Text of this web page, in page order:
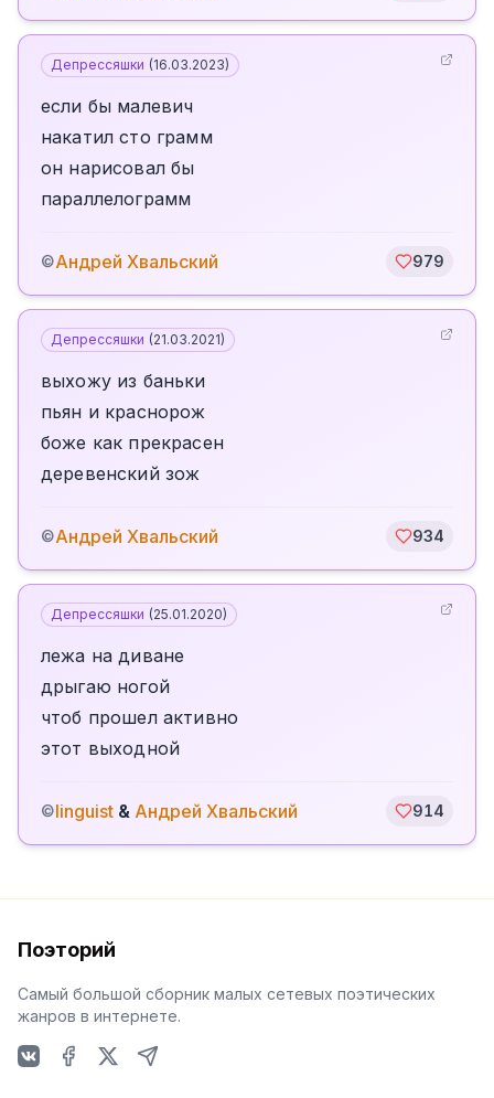
Депрессяшки (16.03.2023)
если бы малевич
накатил сто грамм
он нарисовал бы
параллелограмм
©Андрей Хвальский 979
Депрессяшки (21.03.2021)
выхожу из баньки
пьян и краснорож
боже как прекрасен
деревенский зож
©Андрей Хвальский 934
Депрессяшки (25.01.2020)
лежа на диване
дрыгаю ногой
чтоб прошел активно
этот выходной
©linguist & Андрей Хвальский 914
Поэторий
Самый большой сборник малых сетевых поэтических
жанров в интернете.